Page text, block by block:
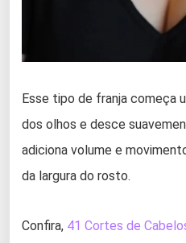
Esse tipo de franja começa
dos olhos e desce
adiciona volume e
da largura do rosto.
Confira, 41 Cortes de